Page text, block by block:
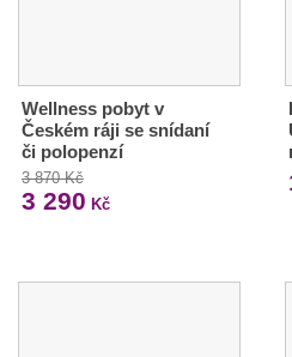
Wellness pobyt v
Českém ráji se snídaní
či polopenzí
3 870 Kč
3 290 Kč